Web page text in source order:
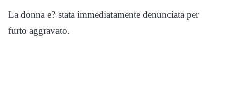
La donna e? stata immediatamente denunciata per
furto aggravato.